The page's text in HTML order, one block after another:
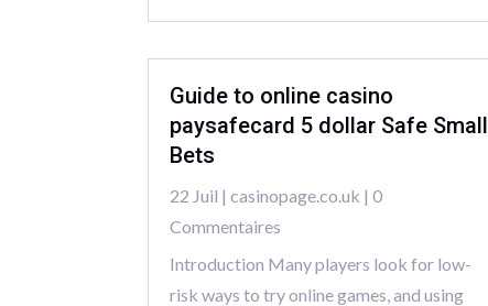
Guide to online casino
paysafecard 5 dollar Safe Small
Bets
22 Juil |casinopage.co.uk | 0
Commentaires
Introduction Many players look for low-
risk ways to try online games, and using